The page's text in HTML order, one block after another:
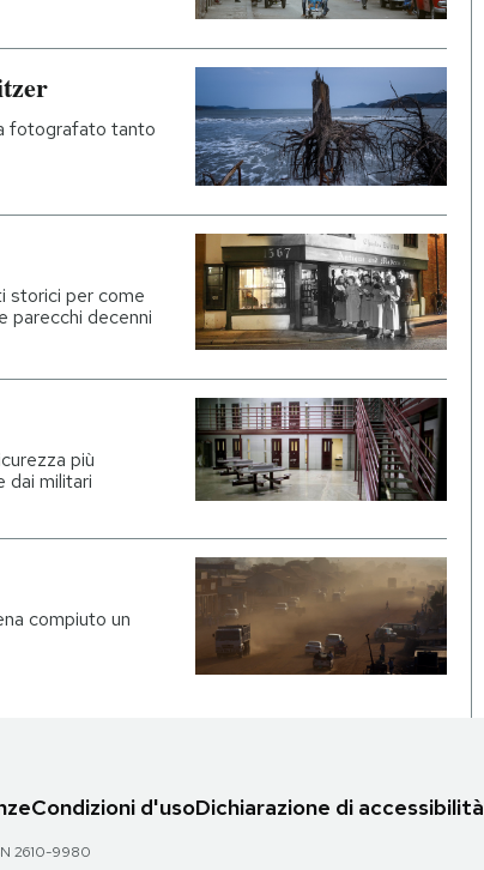
fotografato tanto
storici per come
parecchi decenni
più
dai militari
compiuto un
Condizioni d'usoDichiarazione di accessibilità
2610-9980